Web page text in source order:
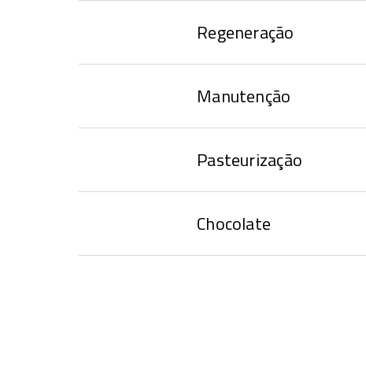
Regeneração
Manutenção
Pasteurização
Chocolate